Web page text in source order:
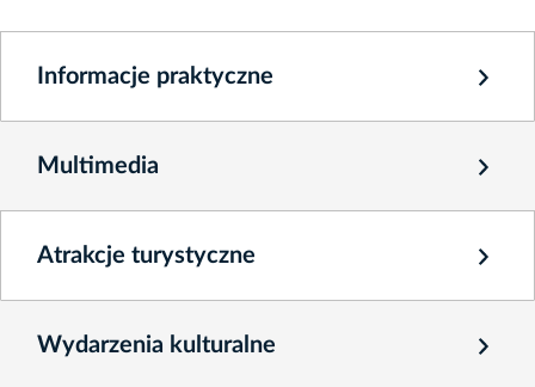
Informacje praktyczne
Multimedia
Atrakcje turystyczne
Wydarzenia kulturalne